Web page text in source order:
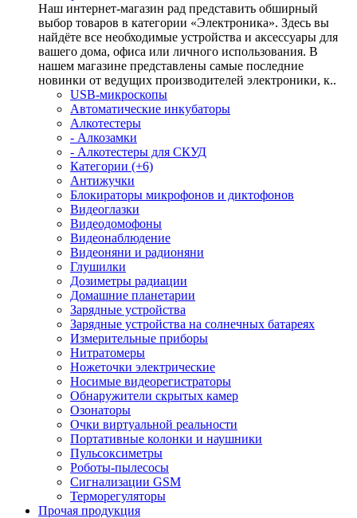
Наш интернет-магазин рад представить обширный
выбор товаров в категории «Электроника». Здесь вы
найдёте все необходимые устройства и аксессуары для
вашего дома, офиса или личного использования. В
нашем магазине представлены самые последние
новинки от ведущих производителей электроники, к..
USB-микроскопы
Автоматические инкубаторы
Алкотестеры
- Алкозамки
- Алкотестеры для СКУД
Категории (+6)
Антижучки
Блокираторы микрофонов и диктофонов
Видеоглазки
Видеодомофоны
Видеонаблюдение
Видеоняни и радионяни
Глушилки
Дозиметры радиации
Домашние планетарии
Зарядные устройства
Зарядные устройства на солнечных батареях
Измерительные приборы
Нитратомеры
Ножеточки электрические
Носимые видеорегистраторы
Обнаружители скрытых камер
Озонаторы
Очки виртуальной реальности
Портативные колонки и наушники
Пульсоксиметры
Роботы-пылесосы
Сигнализации GSM
Терморегуляторы
Прочая продукция